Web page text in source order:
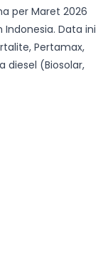
per Maret 2026
Data ini
Pertamax,
diesel (Biosolar,